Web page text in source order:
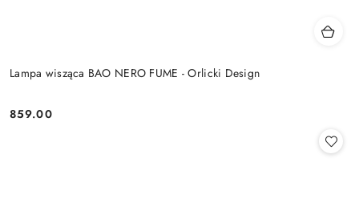
Lampa wisząca BAO NERO FUME - Orlicki Design
Cena:
859.00